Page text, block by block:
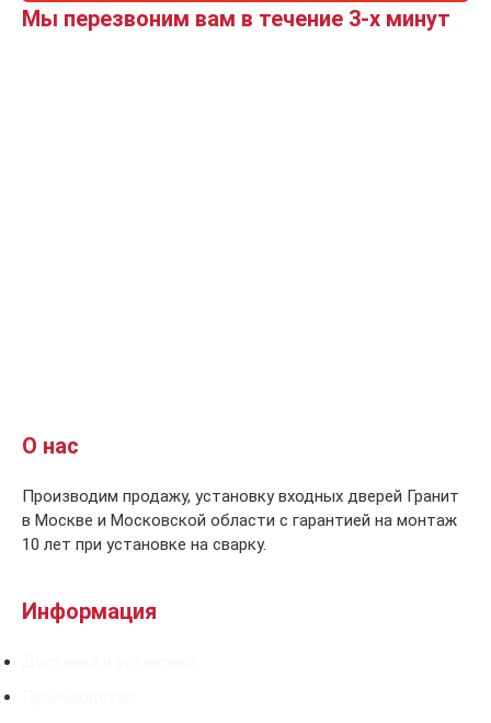
Мы перезвоним вам в течение 3-х минут
О нас
Производим продажу, установку входных дверей Гранит
в Москве и Московской области с гарантией на монтаж
10 лет при установке на сварку.
Информация